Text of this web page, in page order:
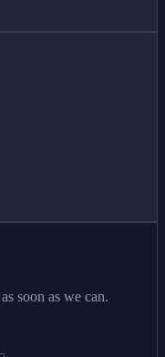
soon as we can.